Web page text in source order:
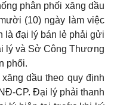
phân phối xăng dầu
(10) ngày làm việc
là đại lý bán lẻ phải gửi
lý và Sở Công Thương
phối.
dầu theo quy định
CP. Đại lý phải thanh